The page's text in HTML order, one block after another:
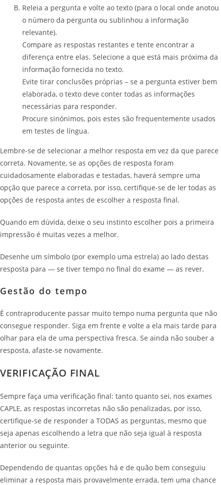
Releia a pergunta e volte ao texto (para o local onde anotou
o número da pergunta ou sublinhou a informação
relevante).
Compare as respostas restantes e tente encontrar a
diferença entre elas. Selecione a que está mais próxima da
informação fornecida no texto.
Evite tirar conclusões próprias – se a pergunta estiver bem
elaborada, o texto deve conter todas as informações
necessárias para responder.
Procure sinónimos, pois estes são frequentemente usados
em testes de língua.
Lembre-se de selecionar a melhor resposta em vez da que parece
correta. Novamente, se as opções de resposta foram
cuidadosamente elaboradas e testadas, haverá sempre uma
opção que parece a correta, por isso, certifique-se de ler todas as
opções de resposta antes de escolher a resposta final.
Quando em dúvida, deixe o seu instinto escolher pois a primeira
impressão é muitas vezes a melhor.
Desenhe um símbolo (por exemplo uma estrela) ao lado destas
resposta para — se tiver tempo no final do exame — as rever.
Gestão do tempo
É contraproducente passar muito tempo numa pergunta que não
consegue responder. Siga em frente e volte a ela mais tarde para
olhar para ela de uma perspectiva fresca. Se ainda não souber a
resposta, afaste-se novamente.
VERIFICAÇÃO FINAL
Sempre faça uma verificação final: tanto quanto sei, nos exames
CAPLE, as respostas incorretas não são penalizadas, por isso,
certifique-se de responder a TODAS as perguntas, mesmo que
seja apenas escolhendo a letra que não seja igual à resposta
anterior ou seguinte.
Dependendo de quantas opções há e de quão bem conseguiu
eliminar a resposta mais provavelmente errada, tem uma chance